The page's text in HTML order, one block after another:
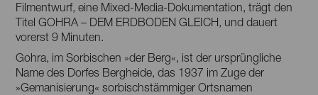
Filmentwurf, eine Mixed-Media-Dokumentation, trägt den
Titel GOHRA – DEM ERDBODEN GLEICH, und dauert
vorerst 9 Minuten.
Gohra, im Sorbischen »der Berg«, ist der ursprüngliche
Name des Dorfes Bergheide, das 1937 im Zuge der
»Gemanisierung« sorbischstämmiger Ortsnamen